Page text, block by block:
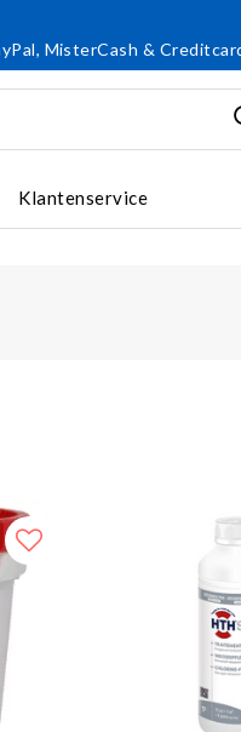
MisterCash &
Klantenservice